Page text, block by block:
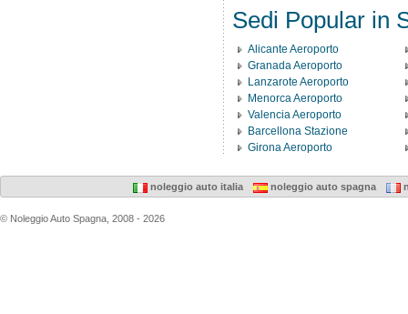
Sedi Popular in
Alicante Aeroporto
Granada Aeroporto
Lanzarote Aeroporto
Menorca Aeroporto
Valencia Aeroporto
Barcellona Stazione
Girona Aeroporto
noleggio auto italia noleggio auto spagna
© Noleggio Auto Spagna, 2008 - 2026